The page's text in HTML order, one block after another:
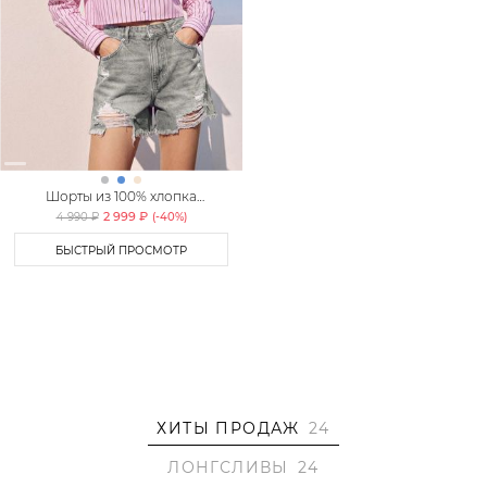
Шорты из 100% хлопка
TOPTOP
4 990 ₽ 2 999 ₽ (-40%)
БЫСТРЫЙ ПРОСМОТР
ХИТЫ ПРОДАЖ 24
ЛОНГСЛИВЫ
24